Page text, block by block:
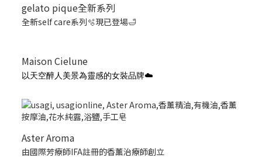
gelato pique全新系列
全新self care系列🫧現已登場🛁
Maison Cielune
以天空醉人美景為靈感的女裝品牌☁️
Aster Aroma
由國際芳療師IFA註冊的香薰治療師創立